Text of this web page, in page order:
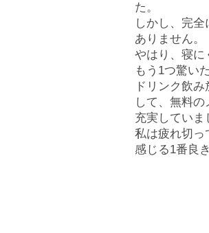
た。
しかし、完
ありません。
やはり、寝に
もう1つ驚い
ドリンク飲
して、無料
充実していま
私は疲れ切っ
感じる1番良